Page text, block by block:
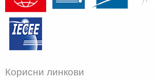
Корисни линкови